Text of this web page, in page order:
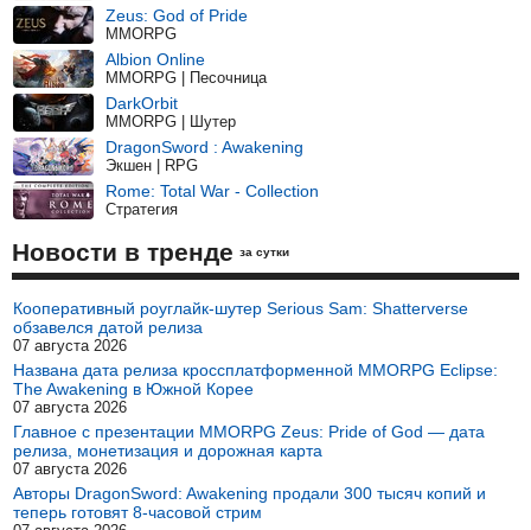
Zeus: God of Pride
MMORPG
Albion Online
MMORPG | Песочница
DarkOrbit
MMORPG | Шутер
DragonSword : Awakening
Экшен | RPG
Rome: Total War - Collection
Стратегия
Новости в тренде за сутки
Кооперативный роуглайк-шутер Serious Sam: Shatterverse
обзавелся датой релиза
07 августа 2026
Названа дата релиза кроссплатформенной MMORPG Eclipse:
The Awakening в Южной Корее
07 августа 2026
Главное с презентации MMORPG Zeus: Pride of God — дата
релиза, монетизация и дорожная карта
07 августа 2026
Авторы DragonSword: Awakening продали 300 тысяч копий и
теперь готовят 8-часовой стрим